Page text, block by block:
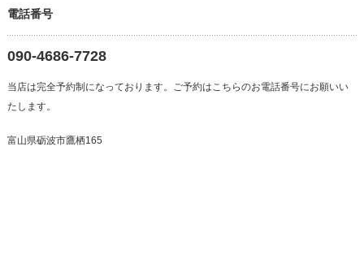
電話番号
090-4686-7728
当店は完全予約制になっております。ご予約はこちらのお電話番号にお願いい
たします。
富山県砺波市鷹栖165